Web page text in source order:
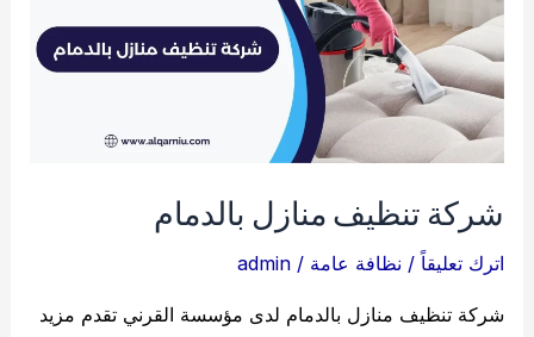
شركة تنظيف منازل بالدمام
اترك تعليقاً / نظافة عامة /
admin
شركة تنظيف منازل بالدمام لدى مؤسسة القرني تقدم مزيد